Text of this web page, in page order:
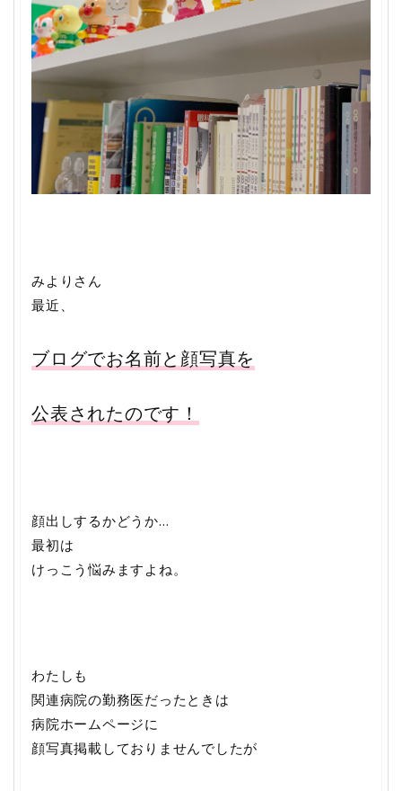
みよりさん
最近、
ブログでお名前と顔写真を
公表されたのです！
顔出しするかどうか…
最初は
けっこう悩みますよね。
わたしも
関連病院の勤務医だったときは
病院ホームページに
顔写真掲載しておりませんでしたが